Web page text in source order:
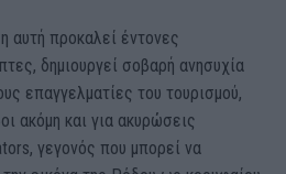
αυτή προκαλεί έντονες
δημιουργεί σοβαρή ανησυχία
επαγγελματίες του τουρισμού,
ακόμη και για ακυρώσεις
γεγονός που μπορεί να